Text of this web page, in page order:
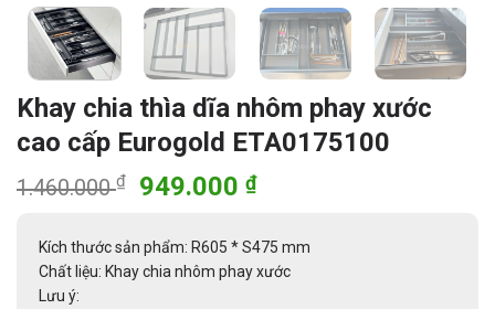
Khay chia thìa dĩa nhôm phay xước
cao cấp Eurogold ETA0175100
1.460.000₫
Giá
là:
1.460.000 ₫.
949.000 ₫Giá
tại
là:
Kích thước sản phẩm: R605 * S475 mm
Chất liệu: Khay chia nhôm phay xước
Lưu ý: